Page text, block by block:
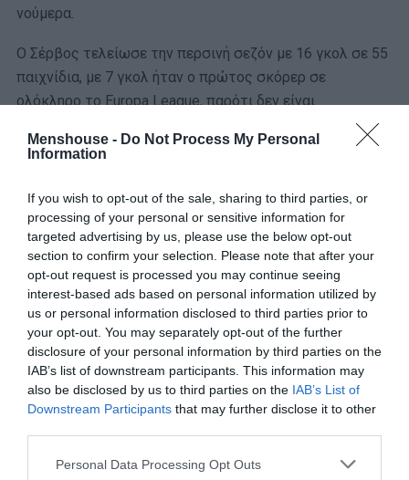
Menshouse - Do Not Process My Personal
Information
If you wish to opt-out of the sale, sharing to third parties, or
processing of your personal or sensitive information for
targeted advertising by us, please use the below opt-out
section to confirm your selection. Please note that after your
opt-out request is processed you may continue seeing
interest-based ads based on personal information utilized by
us or personal information disclosed to third parties prior to
your opt-out. You may separately opt-out of the further
disclosure of your personal information by third parties on the
IAB’s list of downstream participants. This information may
also be disclosed by us to third parties on the IAB’s List of
Downstream Participants that may further disclose it to other
Personal Data Processing Opt Outs
νούμερα.
Ο Σέρβος τελείωσε την περσινή σεζόν με 16 γκολ σε 55
παιχνίδια, με 7 γκολ ήταν ο πρώτος σκόρερ σε
ολόκληρο το Europa League, παρότι δεν είναι
Αλήθεια, πως το έκανε αυτό;